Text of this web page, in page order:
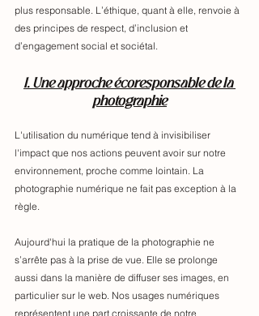
plus responsable. L’éthique, quant à elle, renvoie à
des principes de respect, d’inclusion et
d’engagement social et sociétal.
1. Une approche écoresponsable de la
photographie
L'utilisation du numérique tend à invisibiliser
l'impact que nos actions peuvent avoir sur notre
environnement, proche comme lointain. La
photographie numérique ne fait pas exception à la
règle.
Aujourd'hui la pratique de la photographie ne
s’arrête pas à la prise de vue. Elle se prolonge
aussi dans la manière de diffuser ses images, en
particulier sur le web. Nos usages numériques
représentent une part croissante de notre